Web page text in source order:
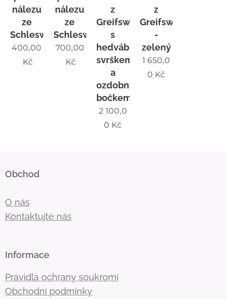
nálezu
ze
Schleswiku
400,00
Kč
nálezu
ze
Schleswiku
700,00
Kč
z
Greifswaldu
s
hedvábným
svrškem
a
ozdobným
bočkem
2 100,0
0 Kč
z
Greifswaldu
-
zelený
1 650,0
0 Kč
Obchod
O nás
Kontaktujte nás
Informace
Pravidla ochrany soukromí
Obchodní podmínky